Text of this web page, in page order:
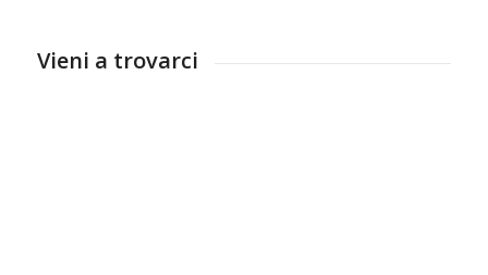
Vieni a trovarci